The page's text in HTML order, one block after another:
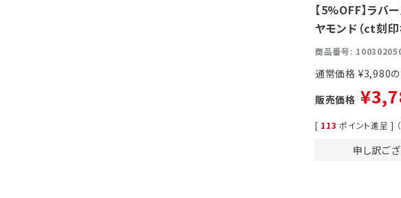
【5%OFF】ラバ
ヤモンド（ct刻
商品番号
通常価格 ¥3,980
販売価格 ¥
[ 113 ポイント進呈 ]
申し訳ご